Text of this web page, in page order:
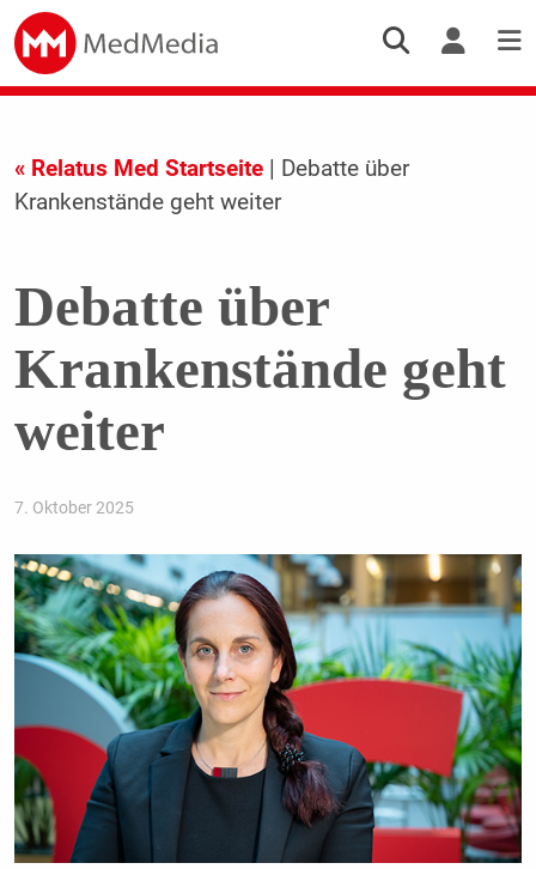
« Relatus Med Startseite| Debatte über
Krankenstände geht weiter
Debatte über
Krankenstände geht
weiter
7. Oktober 2025